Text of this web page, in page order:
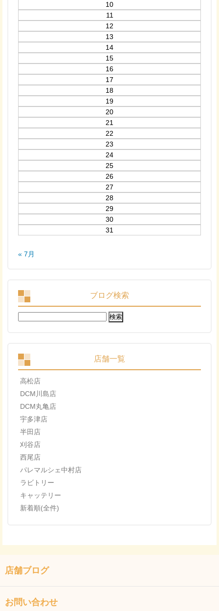
10
11
12
13
14
15
16
17
18
19
20
21
22
23
24
25
26
27
28
29
30
31
« 7月
ブログ検索
検
索:
店舗一覧
高松店
DCM川島店
DCM丸亀店
宇多津店
半田店
刈谷店
西尾店
パレマルシェ中村店
ラビトリー
キャッテリー
新着順(全件)
店舗ブログ
お問い合わせ